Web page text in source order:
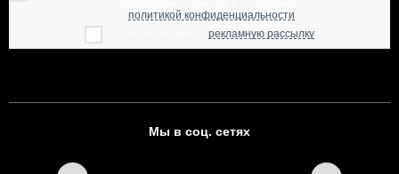
политикой конфиденциальности
рекламную рассылку
Мы в соц. сетях